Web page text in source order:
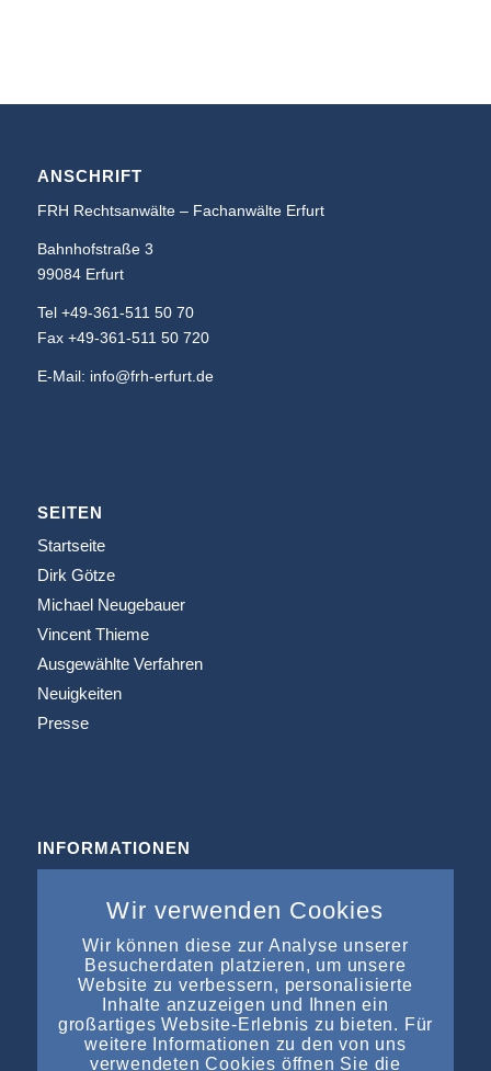
FRH Rechtsanwälte – Fachanwälte Erfurt
99084 Erfurt
Fax +49-361-511 50 720
Startseite
Dirk Götze
Michael Neugebauer
Vincent Thieme
Ausgewählte Verfahren
Neuigkeiten
Presse
Büros & Kooperation
Datenschutz
Kontakt
Wir verwenden Cookies
Wir können diese zur Analyse unserer
Besucherdaten platzieren, um unsere
Website zu verbessern, personalisierte
Inhalte anzuzeigen und Ihnen ein
großartiges Website-Erlebnis zu bieten. Für
weitere Informationen zu den von uns
verwendeten Cookies öffnen Sie die